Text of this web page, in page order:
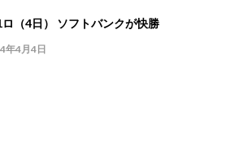
（4日） ソフトバンクが快勝
年4月4日